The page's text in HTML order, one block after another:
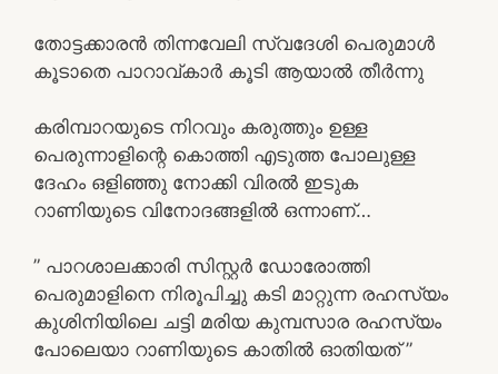
തോട്ടക്കാരൻ തിന്നവേലി സ്വദേശി പെരുമാൾ
കൂടാതെ പാറാവ്കാർ കൂടി ആയാൽ തീർന്നു
കരിമ്പാറയുടെ നിറവും കരുത്തും ഉള്ള
പെരുന്നാളിന്റെ കൊത്തി എടുത്ത പോലുള്ള
ദേഹം ഒളിഞ്ഞു നോക്കി വിരൽ ഇടുക
റാണിയുടെ വിനോദങ്ങളിൽ ഒന്നാണ്…
” പാറശാലക്കാരി സിസ്റ്റർ ഡോരോത്തി
പെരുമാളിനെ നിരൂപിച്ചു കടി മാറ്റുന്ന രഹസ്യം
കുശിനിയിലെ ചട്ടി മരിയ കുമ്പസാര രഹസ്യം
പോലെയാ റാണിയുടെ കാതിൽ ഓതിയത് ”